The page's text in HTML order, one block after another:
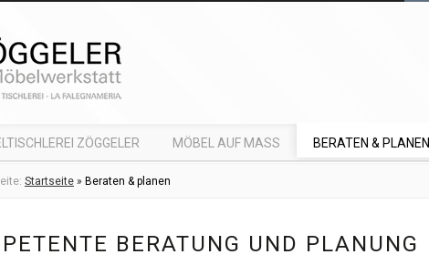
ZÖGGELER MÖBEL AUF MASS BERATEN & PLANEN
Startseite » Beraten & planen
BERATUNG UND PLANUNG